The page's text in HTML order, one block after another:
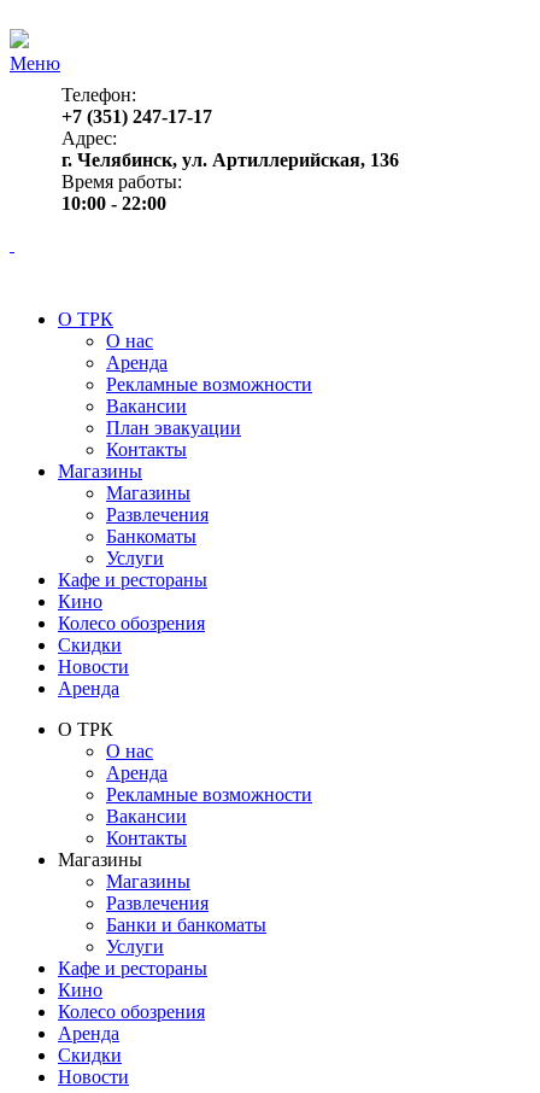
Меню
Телефон:
+7 (351) 247-17-17
Адрес:
г. Челябинск, ул. Артиллерийская, 136
Время работы:
10:00 - 22:00
О ТРК
О нас
Аренда
Рекламные возможности
Вакансии
План эвакуации
Контакты
Магазины
Магазины
Развлечения
Банкоматы
Услуги
Кафе и рестораны
Кино
Колесо обозрения
Скидки
Новости
Аренда
О ТРК
О нас
Аренда
Рекламные возможности
Вакансии
Контакты
Магазины
Магазины
Развлечения
Банки и банкоматы
Услуги
Кафе и рестораны
Кино
Колесо обозрения
Аренда
Скидки
Новости